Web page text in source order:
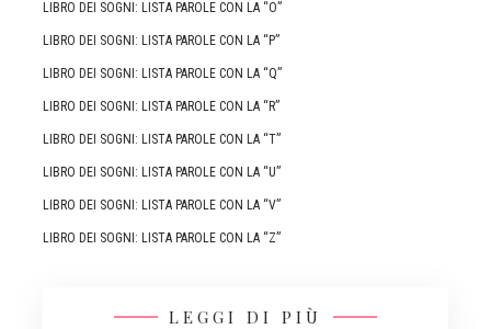
LIBRO DEI SOGNI: LISTA PAROLE CON LA “O”
LIBRO DEI SOGNI: LISTA PAROLE CON LA “P”
LIBRO DEI SOGNI: LISTA PAROLE CON LA “Q”
LIBRO DEI SOGNI: LISTA PAROLE CON LA “R”
LIBRO DEI SOGNI: LISTA PAROLE CON LA “T”
LIBRO DEI SOGNI: LISTA PAROLE CON LA “U”
LIBRO DEI SOGNI: LISTA PAROLE CON LA “V”
LIBRO DEI SOGNI: LISTA PAROLE CON LA “Z”
LEGGI DI PIÙ